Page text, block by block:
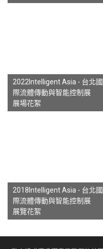
2022Intelligent Asia - 台北國
際流體傳動與智能控制展
展場花絮
2018Intelligent Asia - 台北國
際流體傳動與智能控制展
展覽花絮